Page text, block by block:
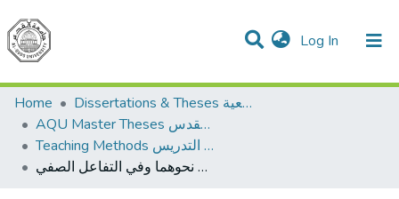
Log In (current)
Communities & Collections
All of DSpace
Home
Dissertations & Theses الرسائل الجامعية
AQU Master Theses الرسائل الجامعية الخاصة بجامعة القدس
Teaching Methods أساليب التدريس
اثر التدريس بالتكامل بين العلوم و الرياضيات على تحصيل طالبات الصف الثاني الاساسي في العلوم و الرياضيات و اتجهاتهن نحوهما وفي التفاعل الصفي